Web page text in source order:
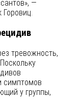
—
тревожность,
симптомов
у группы,